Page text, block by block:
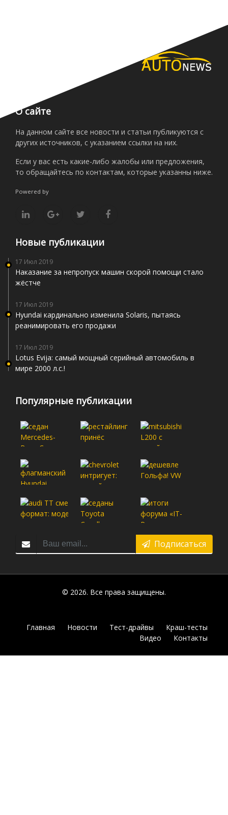
О сайте
На данном сайте все новости и статьи публикуются с
других источников, с указанием ссылки на них.
Если у вас есть какие-либо жалобы или предложения,
то обращайтесь по контактам, которые указанны ниже.
Powered by
Новые публикации
17 Июл 2019
Наказание за непропуск машин скорой помощи стало
жёстче
17 Июл 2019
Hyundai кардинально изменила Solaris, пытаясь
реанимировать его продажи
17 Июл 2019
Lotus Evija: самый мощный серийный автомобиль в
мире 2000 л.с.!
Популярные публикации
Подписаться
© 2026. Все права защищены.
Главная Новости Тест-драйвы
Краш-тесты
Видео
Контакты